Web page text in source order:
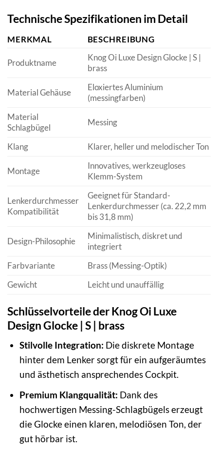
Technische Spezifikationen im Detail
MERKMAL BESCHREIBUNG
Produktname
Knog Oi Luxe Design Glocke | S |
brass
Material Gehäuse
Eloxiertes Aluminium
(messingfarben)
Material
Schlagbügel
Messing
Klang Klarer, heller und melodischer Ton
Montage
Innovatives, werkzeugloses
Klemm-System
Lenkerdurchmesser
Kompatibilität
Geeignet für Standard-
Lenkerdurchmesser (ca. 22,2 mm
bis 31,8 mm)
Design-Philosophie
Minimalistisch, diskret und
integriert
Farbvariante
Brass (Messing-Optik)
Gewicht
Leicht und unauffällig
Schlüsselvorteile der Knog Oi Luxe
Design Glocke | S | brass
Stilvolle Integration: Die diskrete Montage
hinter dem Lenker sorgt für ein aufgeräumtes
und ästhetisch ansprechendes Cockpit.
Premium Klangqualität: Dank des
hochwertigen Messing-Schlagbügels erzeugt
die Glocke einen klaren, melodiösen Ton, der
gut hörbar ist.